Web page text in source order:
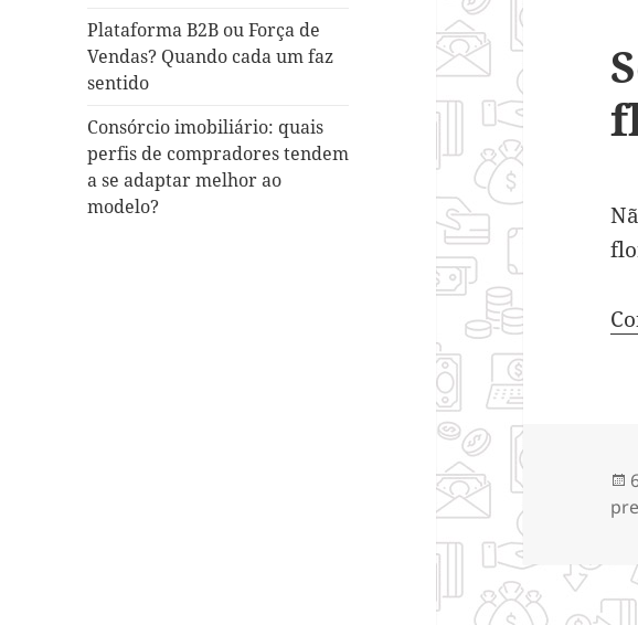
Plataforma B2B ou Força de
Vendas? Quando cada um faz
sentido
Consórcio imobiliário: quais
perfis de compradores tendem
a se adaptar melhor ao
modelo?